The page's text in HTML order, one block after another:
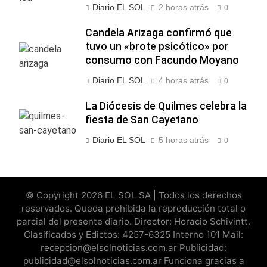
Diario EL SOL 2 horas atrás 0
Candela Arizaga confirmó que
tuvo un «brote psicótico» por
consumo con Facundo Moyano
Diario EL SOL 4 horas atrás 0
La Diócesis de Quilmes celebra la
fiesta de San Cayetano
Diario EL SOL 5 horas atrás 0
© Copyright 2026 EL SOL SA | Todos los derechos
reservados. Queda prohibida la reproducción total o
parcial del presente diario. Director: Horacio Schivintt.
Clasificados y Edictos: 4257-6325 Interno 101 Mail:
recepcion@elsolnoticias.com.ar Publicidad:
publicidad@elsolnoticias.com.ar Funciona gracias a